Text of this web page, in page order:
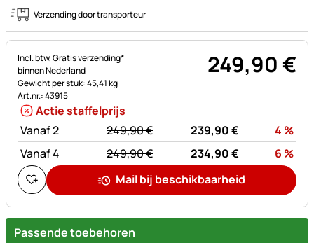
Verzending door transporteur
Belastinginformatie:
Incl. btw,Gratis verzending*
binnen Nederland
Gewicht per stuk: 45,41 kg
Art.nr.: 43915
249,90€
Actie staffelprijs
Vanaf 2
statt:
249,90€ 239,90€ 4 %
Vanaf 4
statt:
249,90€ 234,90€ 6 %
Mail bij beschikbaarheid
Passende toebehoren